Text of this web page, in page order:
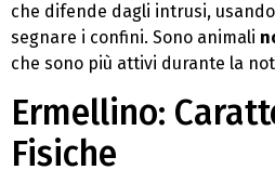
che difende dagli intrusi,
segnare i confini. Sono animali
che sono più attivi durante la
Ermellino:
Fisiche